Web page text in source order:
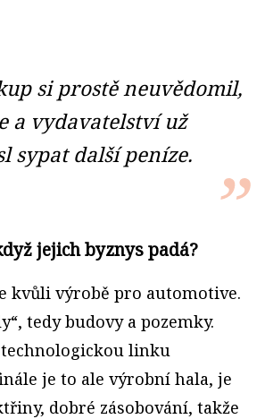
si prostě neuvědomil,
a vydavatelství už
sypat další peníze.
jejich byznys padá?
kvůli výrobě pro automotive.
tedy budovy a pozemky.
linku
je to ale výrobní hala, je
dobré zásobování, takže